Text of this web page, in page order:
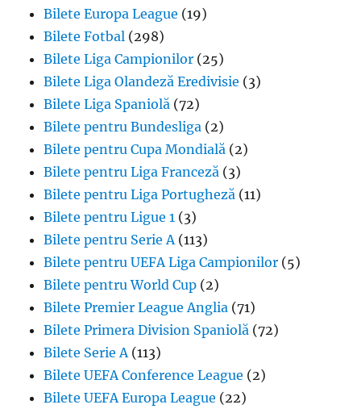
Bilete Europa League (19)
Bilete Fotbal (298)
Bilete Liga Campionilor (25)
Bilete Liga Olandeză Eredivisie (3)
Bilete Liga Spaniolă (72)
Bilete pentru Bundesliga (2)
Bilete pentru Cupa Mondială (2)
Bilete pentru Liga Franceză (3)
Bilete pentru Liga Portugheză (11)
Bilete pentru Ligue 1 (3)
Bilete pentru Serie A (113)
Bilete pentru UEFA Liga Campionilor (5)
Bilete pentru World Cup (2)
Bilete Premier League Anglia (71)
Bilete Primera Division Spaniolă (72)
Bilete Serie A (113)
Bilete UEFA Conference League (2)
Bilete UEFA Europa League (22)